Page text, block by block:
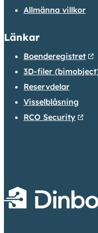
Allmänna villkor
Länkar
Boenderegistret
3D-filer
Reservdelar
Visselblåsning
RCO Security